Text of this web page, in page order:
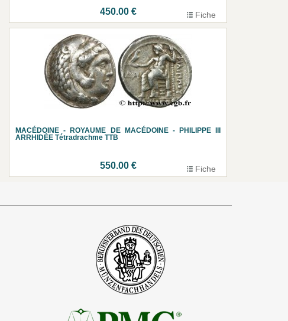
450.00 € Fiche
MACÉDOINE - ROYAUME DE MACÉDOINE - PHILIPPE III
ARRHIDÉE Tétradrachme TTB
550.00 € Fiche